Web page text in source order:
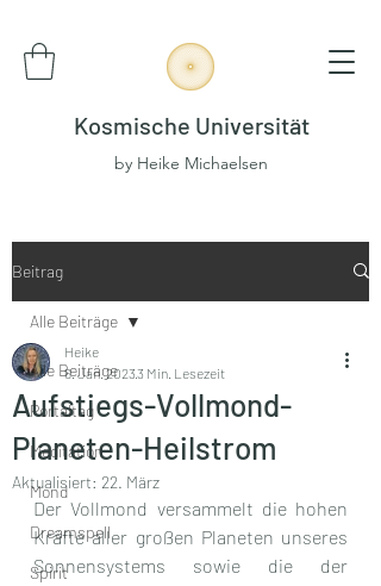
Kosmische Universität
by Heike Michaelsen
Beitrag
Alle Beiträge
Portaltag
Meditation
Mond
Dreamspell
Spirit
Alle Beiträge
Aufstiegs-Vollmond-
Planeten-Heilstrom
Heike
6. Jan. 20233 Min. Lesezeit
Aktualisiert: 22. März
Der Vollmond versammelt die hohen
Kräfte aller großen Planeten unseres
Sonnensystems sowie die der